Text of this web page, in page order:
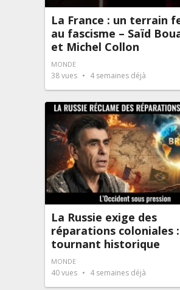
La France : un terrain
au fascisme – Saïd
et Michel Collon
MONDE
38vues 4 semaines déjà
La Russie exige des
réparations coloniales
tournant historique
MONDE
40vues 4 semaines déjà